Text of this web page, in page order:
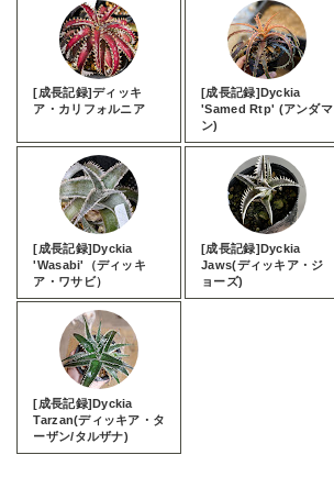
[成長記録]ディッキ
ア・カリフォルニア
[成長記録]Dyckia
'Samed Rtp' (アンダマ
ン)
[成長記録]Dyckia
'Wasabi'（ディッキ
ア・ワサビ）
[成長記録]Dyckia
Jaws(ディッキア・ジ
ョーズ)
[成長記録]Dyckia
Tarzan(ディッキア・タ
ーザン/タルザナ)